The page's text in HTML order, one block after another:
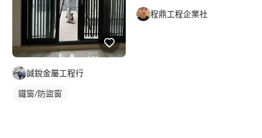
誠銳金屬工程行
鐵窗/防盜窗
程鼎工程企業社